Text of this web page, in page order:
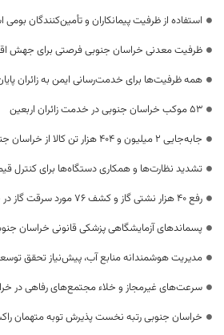
استفاده از ظرفیت پیمانکاران و تأمین‌کنندگان بومی
ظرفیت معدنی خراسان جنوبی فرصتی برای جهش
همه ظرفیت‌ها برای خدمت‌رسانی ایمن به زائران
53 موکب خراسان جنوبی در خدمت زائران اربعین
جابه‌جایی 2 میلیون و 404 هزار تن کالا از خراسان جنوبی به سراسر کشور
تشدید نظارت‌ها و همکاری دستگاه‌ها برای
رفع 40 هزار نشتی گاز و کشف 76 مورد سرقت گاز در چهار ماهه نخست سال
پسماندهای آزمایشگاهی پزشکی قانونی خراسان
مدیریت هوشمندانه منابع آب، پیش‌نیاز تحقق توسعه
سرعت‌های غیرمجاز و خلاء مجتمع‌های رفاهی در
خراسان جنوبی رتبه نخست پذیرش توبه متهمان